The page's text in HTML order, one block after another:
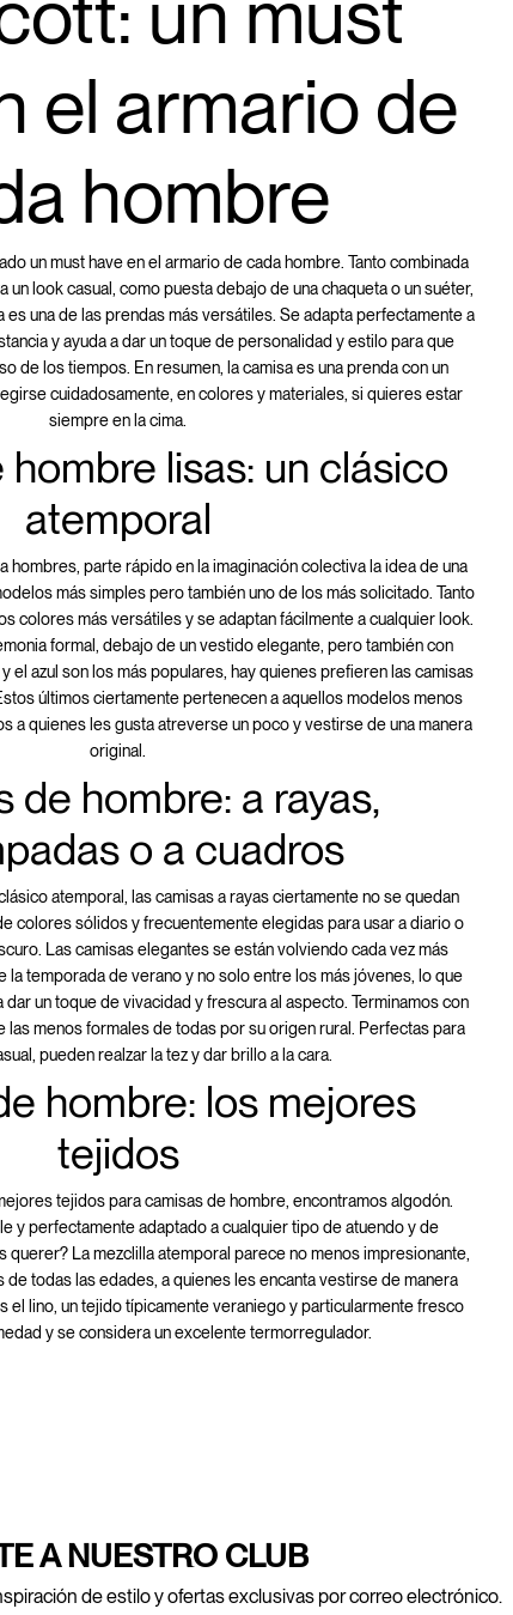
el armario de
hombre
un must have en el armario de cada hombre. Tanto combinada
un look casual, como puesta debajo de una chaqueta o un suéter,
es una de las prendas más versátiles. Se adapta perfectamente a
y ayuda a dar un toque de personalidad y estilo para que
de los tiempos. En resumen, la camisa es una prenda con un
cuidadosamente, en colores y materiales, si quieres estar
siempre en la cima.
hombre lisas: un clásico
atemporal
hombres, parte rápido en la imaginación colectiva la idea de una
más simples pero también uno de los más solicitado. Tanto
colores más versátiles y se adaptan fácilmente a cualquier look.
formal, debajo de un vestido elegante, pero también con
el azul son los más populares, hay quienes prefieren las camisas
últimos ciertamente pertenecen a aquellos modelos menos
a quienes les gusta atreverse un poco y vestirse de una manera
original.
de hombre: a rayas,
o a cuadros
atemporal, las camisas a rayas ciertamente no se quedan
colores sólidos y frecuentemente elegidas para usar a diario o
Las camisas elegantes se están volviendo cada vez más
la temporada de verano y no solo entre los más jóvenes, lo que
un toque de vivacidad y frescura al aspecto. Terminamos con
las menos formales de todas por su origen rural. Perfectas para
pueden realzar la tez y dar brillo a la cara.
hombre: los mejores
tejidos
tejidos para camisas de hombre, encontramos algodón.
y perfectamente adaptado a cualquier tipo de atuendo y de
querer? La mezclilla atemporal parece no menos impresionante,
de todas las edades, a quienes les encanta vestirse de manera
el lino, un tejido típicamente veraniego y particularmente fresco
y se considera un excelente termorregulador.
A NUESTRO CLUB
de estilo y ofertas exclusivas por correo electrónico.